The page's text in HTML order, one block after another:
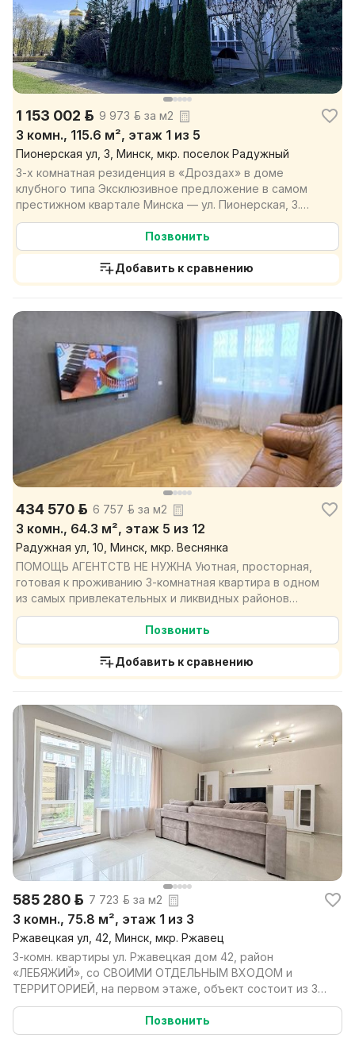
1 153 002 р. 9 973 р. за м2
3 комн., 115.6 м², этаж 1 из 5
Пионерская ул, 3, Минск, мкр. поселок Радужный
3-х комнатная резиденция в «Дроздах» в доме
клубного типа Эксклюзивное предложение в самом
престижном квартале Минска — ул. Пионерская, 3.
Продается ...
Позвонить
Добавить к сравнению
434 570 р. 6 757 р. за м2
3 комн., 64.3 м², этаж 5 из 12
Радужная ул, 10, Минск, мкр. Веснянка
ПОМОЩЬ АГЕНТСТВ НЕ НУЖНА Уютная, просторная,
готовая к проживанию 3-комнатная квартира в одном
из самых привлекательных и ликвидных районов
города – ...
Позвонить
Добавить к сравнению
585 280 р. 7 723 р. за м2
3 комн., 75.8 м², этаж 1 из 3
Ржавецкая ул, 42, Минск, мкр. Ржавец
3-комн. квартиры ул. Ржавецкая дом 42, район
«ЛЕБЯЖИЙ», со СВОИМИ ОТДЕЛЬНЫМ ВХОДОМ и
ТЕРРИТОРИЕЙ, на первом этаже, объект состоит из 3
комнат (площадь...
Позвонить